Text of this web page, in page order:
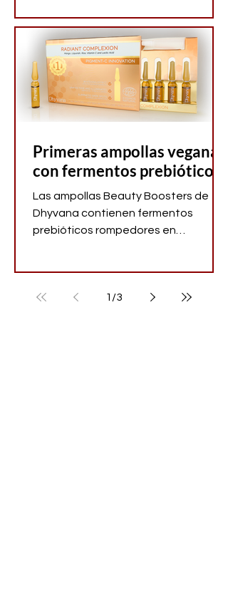
Primeras ampollas veganas
con fermentos prebióticos
Las ampollas Beauty Boosters de
Dhyvana contienen fermentos
prebióticos rompedores en
1 /3